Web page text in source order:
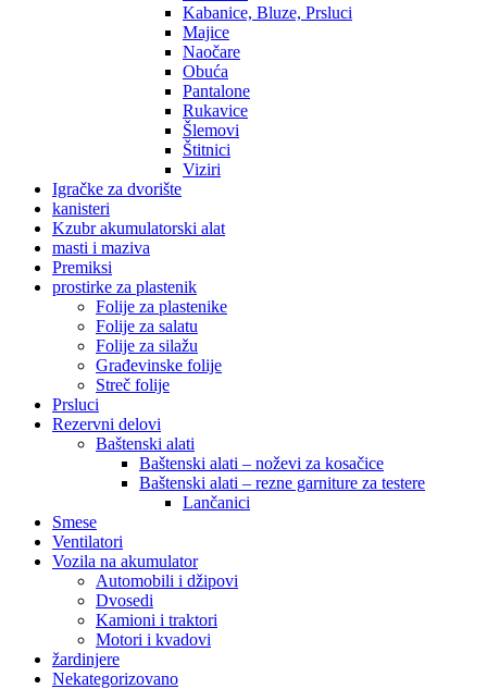
Kabanice, Bluze, Prsluci
Majice
Naočare
Obuća
Pantalone
Rukavice
Šlemovi
Štitnici
Viziri
Igračke za dvorište
kanisteri
Kzubr akumulatorski alat
masti i maziva
Premiksi
prostirke za plastenik
Folije za plastenike
Folije za salatu
Folije za silažu
Građevinske folije
Streč folije
Prsluci
Rezervni delovi
Baštenski alati
Baštenski alati – noževi za kosačice
Baštenski alati – rezne garniture za testere
Lančanici
Smese
Ventilatori
Vozila na akumulator
Automobili i džipovi
Dvosedi
Kamioni i traktori
Motori i kvadovi
žardinjere
Nekategorizovano